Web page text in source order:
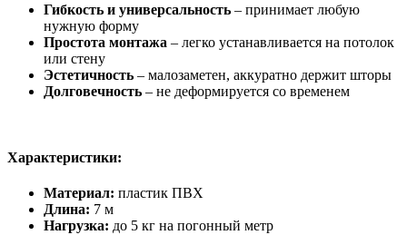
Гибкость и универсальность – принимает любую
нужную форму
Простота монтажа – легко устанавливается на потолок
или стену
Эстетичность – малозаметен, аккуратно держит шторы
Долговечность – не деформируется со временем
Характеристики:
Материал: пластик ПВХ
Длина: 7 м
Нагрузка: до 5 кг на погонный метр